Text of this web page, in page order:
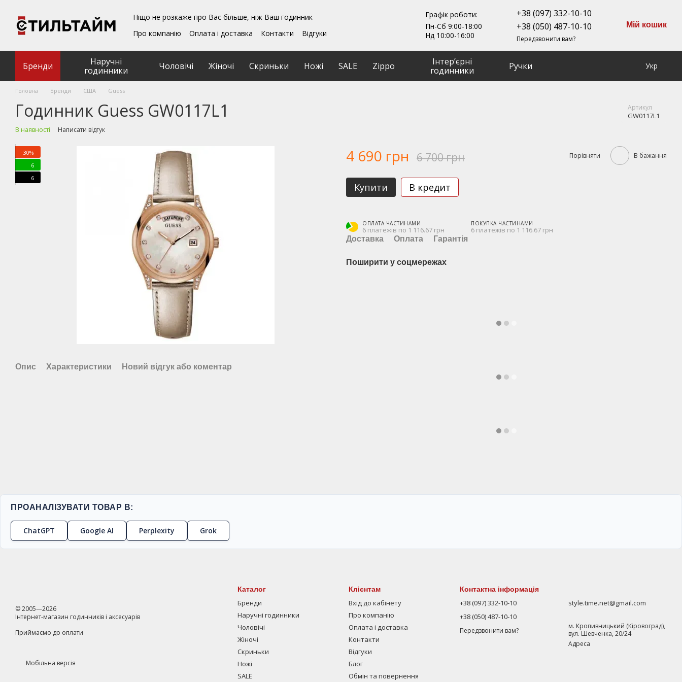
Ніщо не розкаже про Вас більше, ніж Ваш годинник
Про компанію
Оплата і доставка Контакти
Відгуки
Угода користувача
Графік роботи:
Пн-Сб 9:00-18:00
Нд 10:00-16:00
+38 (097) 332-10-10
+38 (050) 487-10-10
Передзвонити вам?
Мій кошик
Бренди
Наручні
годинники
Чоловічі Жіночі Скриньки Ножі SALE Zippo
Інтерʼєрні
годинники
Ручки Укр
Головна Бренди США Guess
Годинник Guess GW0117L1 Артикул
GW0117L1
В наявності Написати відгук
−30%
6
6
Опис Характеристики Новий відгук або коментар
4 690 грн 6 700 грн Порівняти В бажання
Купити В кредит
ОПЛАТА ЧАСТИНАМИ
6 платежів по 1 116.67 грн
ПОКУПКА ЧАСТИНАМИ
6 платежів по 1 116.67 грн
Доставка Оплата Гарантія
Поширити у соцмережах
ПРОАНАЛІЗУВАТИ ТОВАР В:
ChatGPT Google AI Perplexity Grok
© 2005—2026
Інтернет-магазин годинників і аксесуарів
Приймаємо до оплати
Мобільна версія
Каталог
Бренди
Наручні годинники
Чоловічі
Жіночі
Скриньки
Ножі
SALE
Клієнтам
Вхід до кабінету
Про компанію
Оплата і доставка
Контакти
Відгуки
Блог
Обмін та повернення
Контактна інформація
+38 (097) 332-10-10
+38 (050) 487-10-10
Передзвонити вам?
style.time.net@gmail.com
м. Кропивницький (Кіровоград),
вул. Шевченка, 20/24
Адреса